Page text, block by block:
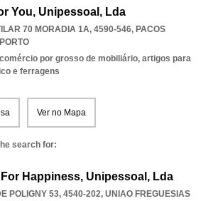
You, Unipessoal, Lda
70 MORADIA 1A, 4590-546, PACOS
PORTO
por grosso de mobiliário, artigos para
e ferragens
Ver no Mapa
search for:
Happiness, Unipessoal, Lda
POLIGNY 53, 4540-202, UNIAO FREGUESIAS